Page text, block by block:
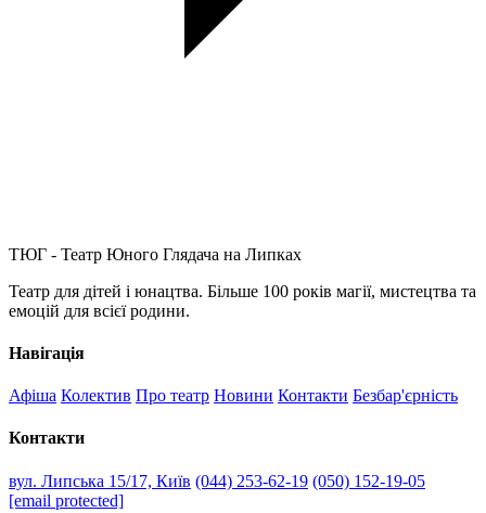
ТЮГ - Театр Юного Глядача на Липках
Театр для дітей і юнацтва. Більше 100 років магії, мистецтва та
емоцій для всієї родини.
Навігація
Афіша Колектив Про театр Новини Контакти Безбар'єрність
Контакти
вул. Липська 15/17, Київ (044) 253-62-19 (050) 152-19-05
[email protected]